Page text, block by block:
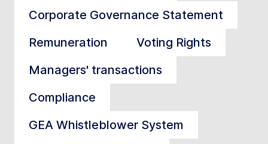
Corporate Governance Statement
Remuneration
Voting Rights
Managers' transactions
Compliance
GEA Whistleblower System